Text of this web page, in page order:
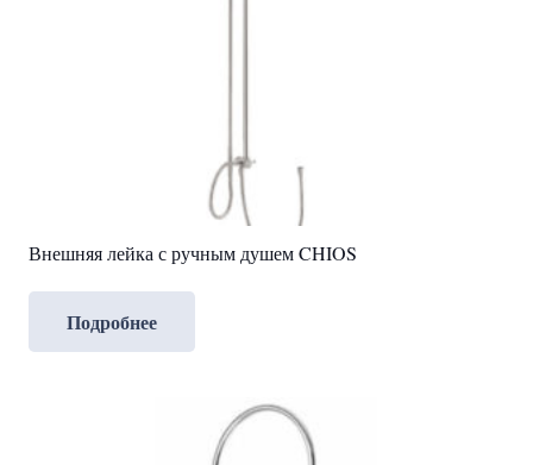
Внешняя лейка с ручным душем CHIOS
Подробнее